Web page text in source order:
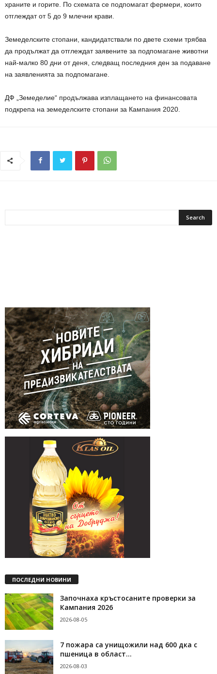
храните и горите. По схемата се подпомагат фермери, които
отглеждат от 5 до 9 млечни крави.
Земеделските стопани, кандидатствали по двете схеми трябва
да продължат да отглеждат заявените за подпомагане животни
най-малко 80 дни от деня, следващ последния ден за подаване
на заявленията за подпомагане.
ДФ „Земеделие“ продължава изплащането на финансовата
подкрепа на земеделските стопани за Кампания 2020.
ПОСЛЕДНИ НОВИНИ
Започнаха кръстосаните проверки за
Кампания 2026
2026-08-05
7 пожара са унищожили над 600 дка с
пшеница в област...
2026-08-03